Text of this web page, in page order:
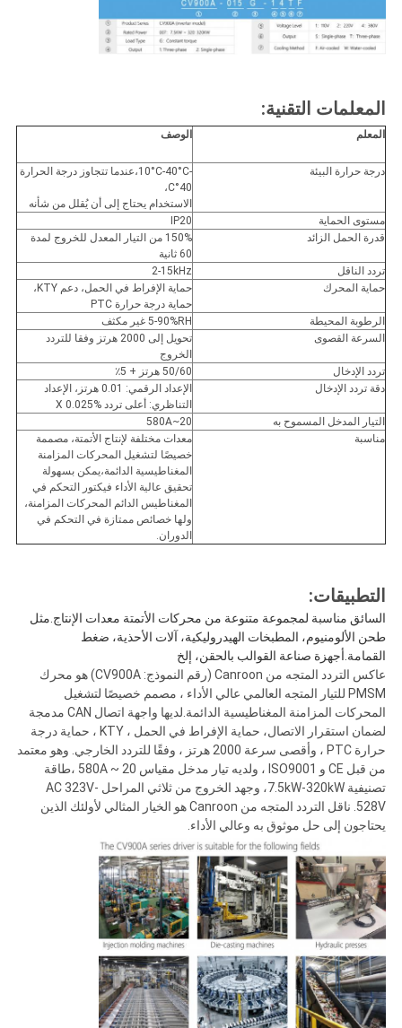
المعلمات التقنية:
المعلم الوصف
درجة حرارة البيئة
-10°C-40°C،عندما تتجاوز درجة الحرارة
40°C،
الاستخدام يحتاج إلى أن يُقلل من شأنه
مستوى الحماية
IP20
قدرة الحمل الزائد
150% من التيار المعدل للخروج لمدة
60 ثانية
تردد الناقل
2-15kHz
حماية المحرك
حماية الإفراط في الحمل، دعم KTY،
حماية درجة حرارة PTC
الرطوبة المحيطة
5-90%RH غير مكثف
السرعة القصوى
تحويل إلى 2000 هرتز وفقا للتردد
الخروج
تردد الإدخال
50/60 هرتز + 5٪
دقة تردد الإدخال
الإعداد الرقمي: 0.01 هرتز، الإعداد
التناظري: أعلى تردد X 0.025%
التيار المدخل المسموح به
20~580A
مناسبة
معدات مختلفة لإنتاج الأتمتة، مصممة
خصيصًا لتشغيل المحركات المزامنة
المغناطيسية الدائمة،يمكن بسهولة
تحقيق عالية الأداء فيكتور التحكم في
المغناطيس الدائم المحركات المزامنة،
ولها خصائص ممتازة في التحكم في
الدوران.
التطبيقات:
السائق مناسبة لمجموعة متنوعة من محركات الأتمتة معدات الإنتاج.مثل
طحن الألومنيوم، المطبخات الهيدروليكية، آلات الأحذية، ضغط
القمامة.أجهزة صناعة القوالب بالحقن، إلخ
عاكس التردد المتجه من Canroon (رقم النموذج: CV900A) هو محرك
PMSM للتيار المتجه العالمي عالي الأداء ، مصمم خصيصًا لتشغيل
المحركات المزامنة المغناطيسية الدائمة.لديها واجهة اتصال CAN مدمجة
لضمان استقرار الاتصال، حماية الإفراط في الحمل ، KTY ، حماية درجة
حرارة PTC ، وأقصى سرعة 2000 هرتز ، وفقًا للتردد الخارجي. وهو معتمد
من قبل CE و ISO9001 ، ولديه تيار مدخل مقياس 20 ~ 580A ،طاقة
تصنيفية 7.5kW-320kW، وجهد الخروج من ثلاثي المراحل AC 323V-
528V. ناقل التردد المتجه من Canroon هو الخيار المثالي لأولئك الذين
يحتاجون إلى حل موثوق به وعالي الأداء.